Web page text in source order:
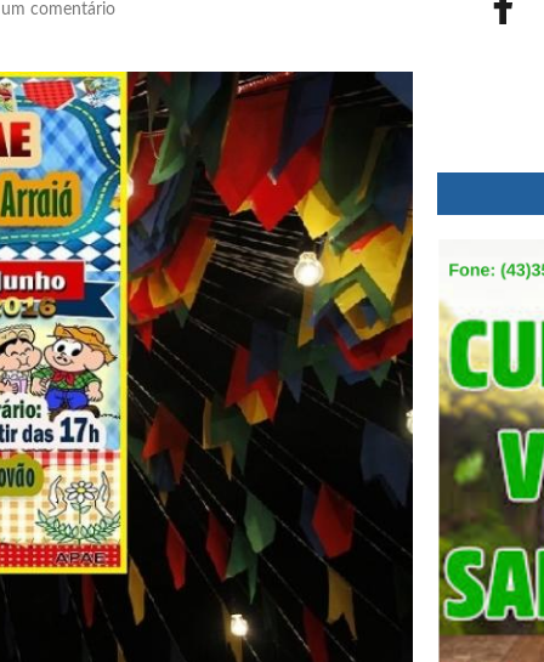
comentário